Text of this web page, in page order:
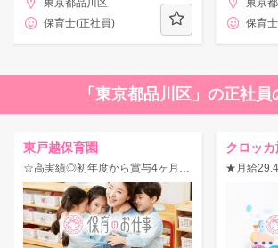
東京都品川区
保育士(正社員)
東京
保育
「東京都品川区」の正社員
東戸越保育園
☆高実績◎初年度から賞与4ヶ月☆住宅手当・借り上げ社宅など住宅支援が充実♪駅チカ
クロッ